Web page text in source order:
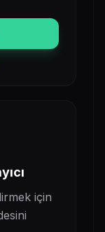
için